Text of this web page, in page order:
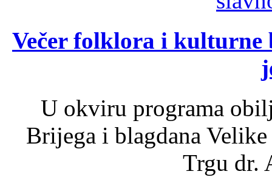
Večer folklora i kulturne
U okviru programa
Brijega i blagdana
Trgu dr.